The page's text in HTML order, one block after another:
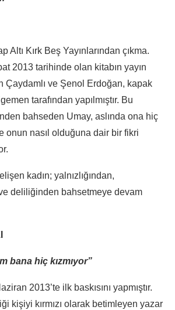
Altı Kırk Beş Yayınlarından çıkma.
2013 tarihinde olan kitabın yayın
Çaydamlı ve Şenol Erdoğan, kapak
tarafından yapılmıştır. Bu
bahseden Umay, aslında ona hiç
onun nasıl olduğuna dair bir fikri
kadın; yalnızlığından,
deliliğinden bahsetmeye devam
bana hiç kızmıyor”
2013’te ilk baskısını yapmıştır.
kişiyi kırmızı olarak betimleyen yazar